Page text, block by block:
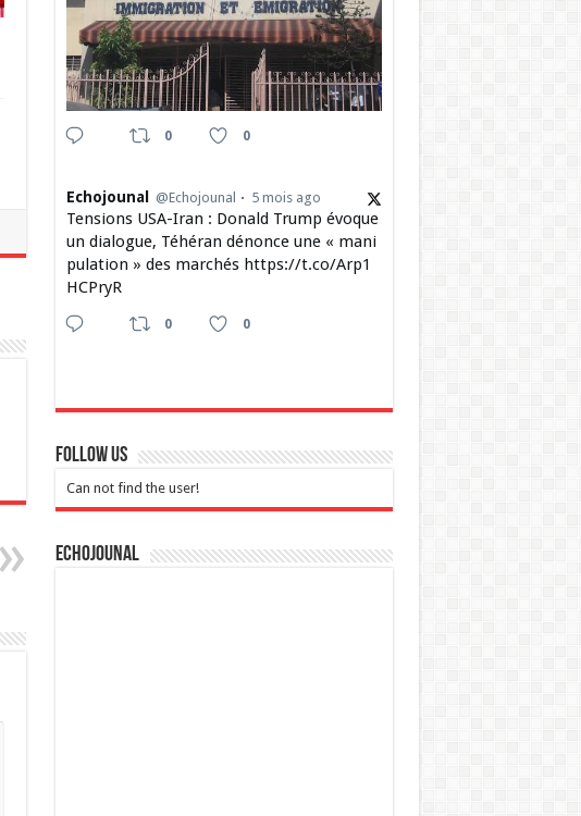
0 0
Echojounal @Echojounal 5 mois ago
Tensions USA-Iran : Donald Trump évoque
un dialogue, Téhéran dénonce une « mani
pulation » des marchés https://t.co/Arp1
HCPryR
0 0
Follow Us
Can not find the user!
Echojounal